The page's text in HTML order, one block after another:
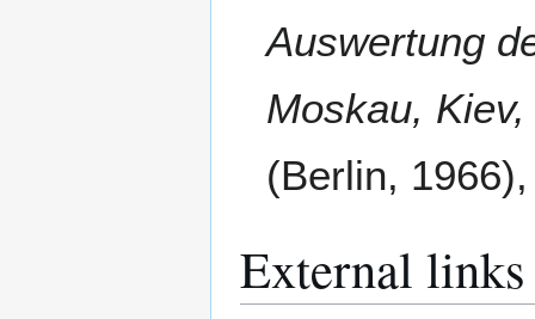
Auswertung
Moskau,
(Berlin,
External links